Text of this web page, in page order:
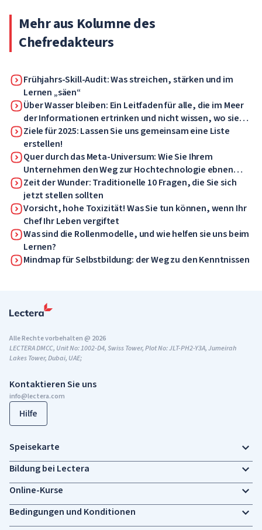
Mehr aus Kolumne des
Chefredakteurs
Frühjahrs-Skill-Audit: Was streichen, stärken und im
Lernen „säen“
Über Wasser bleiben: Ein Leitfaden für alle, die im Meer
der Informationen ertrinken und nicht wissen, wo sie
suchen sollen
Ziele für 2025: Lassen Sie uns gemeinsam eine Liste
erstellen!
Quer durch das Meta-Universum: Wie Sie Ihrem
Unternehmen den Weg zur Hochtechnologie ebnen
können
Zeit der Wunder: Traditionelle 10 Fragen, die Sie sich
jetzt stellen sollten
Vorsicht, hohe Toxizität! Was Sie tun können, wenn Ihr
Chef Ihr Leben vergiftet
Was sind die Rollenmodelle, und wie helfen sie uns beim
Lernen?
Mindmap für Selbstbildung: der Weg zu den Kenntnissen
Kontaktieren Sie uns
info@lectera.com
Hilfe
Alle Rechte vorbehalten @ 2026
LECTERA DMCC, Unit No: 1002-D4, Swiss Tower, Plot No: JLT-PH2-Y3A, Jumeirah
Lakes Tower, Dubai, UAE;
Speisekarte
Bildung bei Lectera
Online-Kurse
Bedingungen und Konditionen